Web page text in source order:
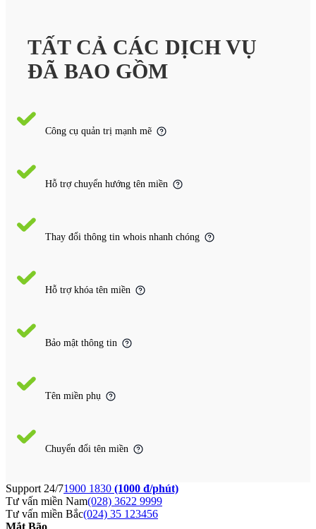
TẤT CẢ CÁC DỊCH VỤ
ĐÃ BAO GỒM
Công cụ quản trị mạnh mẽ
Hỗ trợ chuyển hướng tên miền
Thay đổi thông tin whois nhanh chóng
Hỗ trợ khóa tên miền
Bảo mật thông tin
Tên miền phụ
Chuyển đổi tên miền
Support 24/71900 1830 (1000 đ/phút)
Tư vấn miền Nam(028) 3622 9999
Tư vấn miền Bắc(024) 35 123456
Mắt Bão